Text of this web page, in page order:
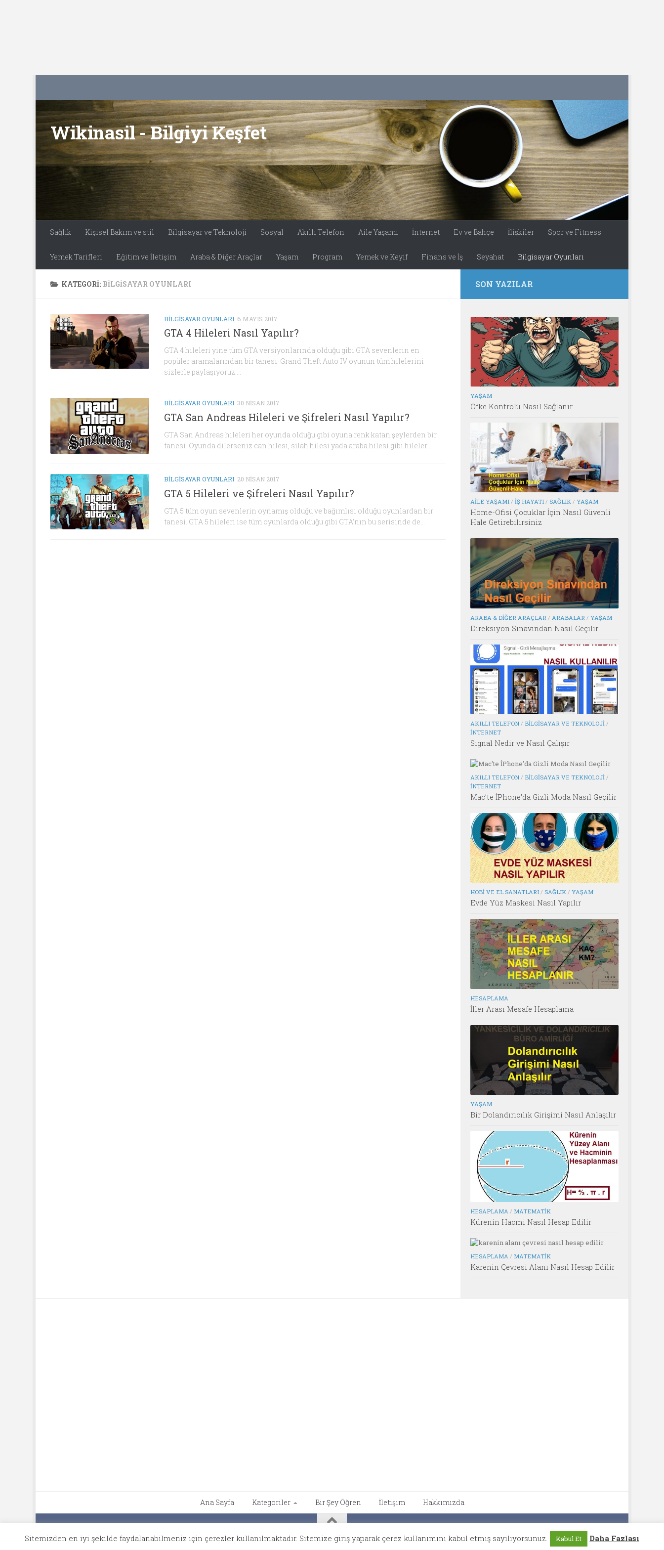
Wikinasil - Bilgiyi Keşfet
Sağlık Kişisel Bakım ve stil Bilgisayar ve Teknoloji Sosyal Akıllı Telefon Aile Yaşamı İnternet Ev ve Bahçe İlişkiler Spor ve Fitness
Yemek Tarifleri Eğitim ve İletişim Araba & Diğer Araçlar Yaşam Program Yemek ve Keyif Finans ve İş Seyahat Bilgisayar Oyunları
KATEGORI: BILGISAYAR OYUNLARI
BILGISAYAR OYUNLARI 6 MAYIS 2017
GTA 4 Hileleri Nasıl Yapılır?
GTA 4 hileleri yine tüm GTA versiyonlarında olduğu gibi GTA sevenlerin en
popüler aramalarından bir tanesi. Grand Theft Auto IV oyunun tüm hilelerini
sizlerle paylaşıyoruz....
BILGISAYAR OYUNLARI 30 NISAN 2017
GTA San Andreas Hileleri ve Şifreleri Nasıl Yapılır?
GTA San Andreas hileleri her oyunda olduğu gibi oyuna renk katan şeylerden bir
tanesi. Oyunda dilerseniz can hilesi, silah hilesi yada araba hilesi gibi hileler...
BILGISAYAR OYUNLARI 20 NISAN 2017
GTA 5 Hileleri ve Şifreleri Nasıl Yapılır?
GTA 5 tüm oyun sevenlerin oynamış olduğu ve bağımlısı olduğu oyunlardan bir
tanesi. GTA 5 hileleri ise tüm oyunlarda olduğu gibi GTA‘nın bu serisinde de...
SON YAZILAR
YAŞAM
Öfke Kontrolü Nasıl Sağlanır
AILE YAŞAMI / İŞ HAYATI / SAĞLIK / YAŞAM
Home-Ofisi Çocuklar İçin Nasıl Güvenli
Hale Getirebilirsiniz
ARABA & DIĞER ARAÇLAR / ARABALAR / YAŞAM
Direksiyon Sınavından Nasıl Geçilir
AKILLI TELEFON / BILGISAYAR VE TEKNOLOJI /
İNTERNET
Signal Nedir ve Nasıl Çalışır
AKILLI TELEFON / BILGISAYAR VE TEKNOLOJI /
İNTERNET
Mac’te İPhone’da Gizli Moda Nasıl Geçilir
HOBI VE EL SANATLARI / SAĞLIK / YAŞAM
Evde Yüz Maskesi Nasıl Yapılır
HESAPLAMA
İller Arası Mesafe Hesaplama
YAŞAM
Bir Dolandırıcılık Girişimi Nasıl Anlaşılır
HESAPLAMA / MATEMATIK
Kürenin Hacmi Nasıl Hesap Edilir
HESAPLAMA / MATEMATIK
Karenin Çevresi Alanı Nasıl Hesap Edilir
Ana Sayfa Kategoriler Bir Şey Öğren İletişim Hakkımızda
Sitemizden en iyi şekilde faydalanabilmeniz için çerezler kullanılmaktadır. Sitemize giriş yaparak çerez kullanımını kabul etmiş sayılıyorsunuz. Kabul Et Daha Fazlası